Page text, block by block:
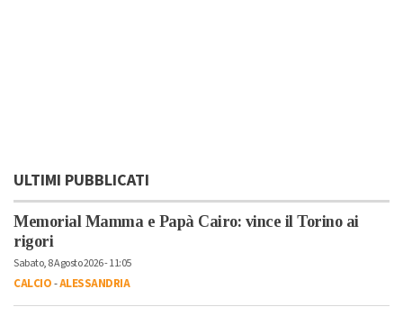
ULTIMI PUBBLICATI
Memorial Mamma e Papà Cairo: vince il Torino ai
rigori
Sabato, 8 Agosto 2026 - 11:05
CALCIO-ALESSANDRIA